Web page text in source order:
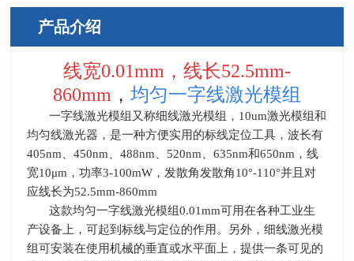
产品介绍
线宽0.01mm，线长52.5mm-
860mm ， 均匀一字线激光模组
一字线激光模组又称细线激光模组， 10um激光模组和
均匀线激光器 ，是一种方便实用的标线定位工具，波长有
405nm 、450nm 、488nm 520nm 、635nm和650nm ，线
宽10μm ，功率3-100mW，发散角发散角10°-110°并且对
应线长为52.5mm-860mm
这款均匀一字线激光模组0.01mm可用在各种工业生
产设备上，可起到标线与定位的作用。另外，细线激光模
组可安装在使用机械的垂直或水平面上，提供一条可见的